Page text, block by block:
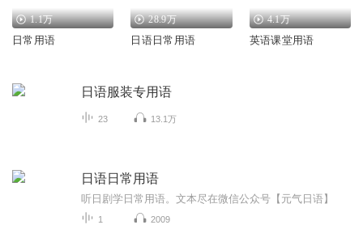
1.1万
日常用语
28.9万
日语日常用语
4.1万
英语课堂用语
日语服装专用语
23 13.1万
日语日常用语
听日剧学日常用语。文本尽在微信公众号【元气日语】
1 2009